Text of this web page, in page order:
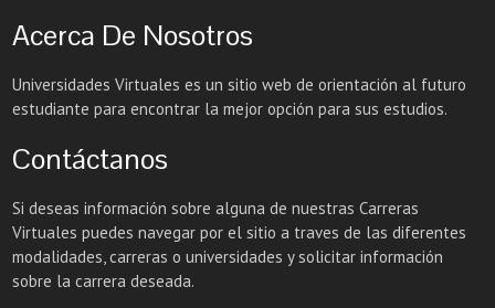
Acerca De Nosotros
Universidades Virtuales es un sitio web de orientación al futuro
estudiante para encontrar la mejor opción para sus estudios.
Contáctanos
Si deseas información sobre alguna de nuestras Carreras
Virtuales puedes navegar por el sitio a traves de las diferentes
modalidades, carreras o universidades y solicitar información
sobre la carrera deseada.